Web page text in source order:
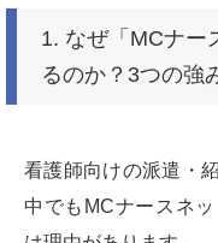
1. なぜ「MCナー
るのか？3つの強
看護師向けの派遣・
中でもMCナースネ